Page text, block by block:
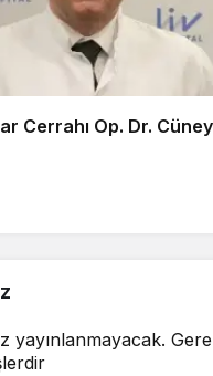
Cerrahı Op. Dr.
yayınlanmayacak.